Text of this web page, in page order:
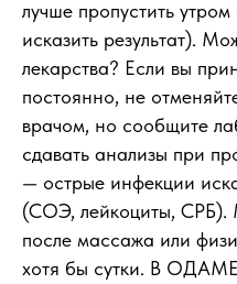
лучше пропустить
исказить результат).
лекарства? Если вы
постоянно, не
врачом, но сообщите
сдавать анализы при
— острые инфекции
(СОЭ, лейкоциты, СРБ).
после массажа или
хотя бы сутки. В